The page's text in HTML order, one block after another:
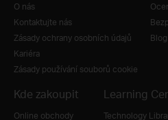
O nás
Kontaktujte nás
Zásady ochrany osobních údajů
Kariéra
Zásady používání souborů cookie
Blog
Kde zakoupit
Online obchody
Learning
Technology